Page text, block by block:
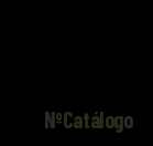
NºCatálogo